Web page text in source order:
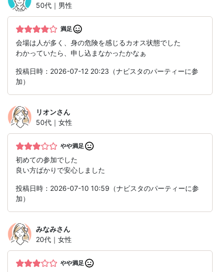
50代｜男性
満足
会場は人が多く、身の危険を感じるカオス状態でした
わかっていたら、申し込まなかったかなぁ
投稿日時：2026-07-12 20:23（ナビスタのパーティーに参
加）
リオンさん
50代｜女性
やや満足
初めての参加でした
良い方ばかりで安心しました
投稿日時：2026-07-10 10:59（ナビスタのパーティーに参
加）
みなみさん
20代｜女性
やや満足